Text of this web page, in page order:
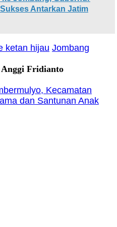
Antarkan Jatim
ketan hijau Jombang
Fridianto
Kecamatan
dan Santunan Anak